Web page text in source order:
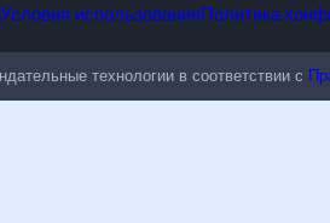
гороскопы, почта, поиск и другие
технологии в